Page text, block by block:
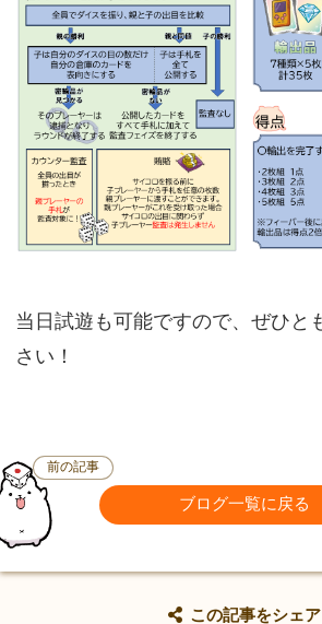
当日試遊も可能ですので、ぜひと
さい！
前の記事
ブログ一覧に戻る
この記事をシェア